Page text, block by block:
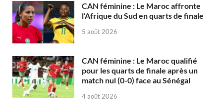
CAN féminine : Le Maroc affronte
l’Afrique du Sud en quarts de finale
5 août 2026
CAN féminine : Le Maroc qualifié
pour les quarts de finale après un
match nul (0-0) face au Sénégal
4 août 2026